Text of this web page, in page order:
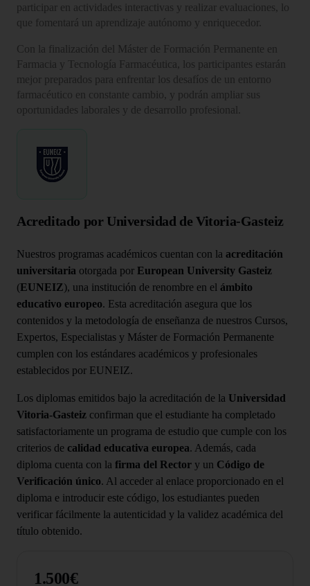
participar en actividades interactivas y realizar evaluaciones, lo
que fomentará un aprendizaje autónomo y enriquecedor.
Con la finalización del Máster de Formación Permanente en
Farmacia y Tecnología Farmacéutica, los participantes estarán
mejor preparados para enfrentar los desafíos de un entorno
farmacéutico en constante cambio, y podrán ampliar sus
oportunidades laborales y de desarrollo profesional.
Acreditado por Universidad de Vitoria-Gasteiz
Nuestros programas académicos cuentan con la acreditación
universitaria otorgada por European University Gasteiz
(EUNEIZ), una institución de renombre en el ámbito
educativo europeo. Esta acreditación asegura que los
contenidos y la metodología de enseñanza de nuestros Cursos,
Expertos, Especialistas y Máster de Formación Permanente
cumplen con los estándares académicos y profesionales
establecidos por EUNEIZ.
Los diplomas emitidos bajo la acreditación de la Universidad
Vitoria-Gasteiz confirman que el estudiante ha completado
satisfactoriamente un programa de estudio que cumple con los
criterios de calidad educativa europea. Además, cada
diploma cuenta con la firma del Rector y un Código de
Verificación único. Al acceder al enlace proporcionado en el
diploma e introducir este código, los estudiantes pueden
verificar fácilmente la autenticidad y la validez académica del
título obtenido.
1.500€